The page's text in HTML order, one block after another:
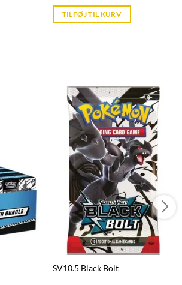
is:
kr. 39,95.
TILFØJ TIL KURV
SV10.5 Black Bolt